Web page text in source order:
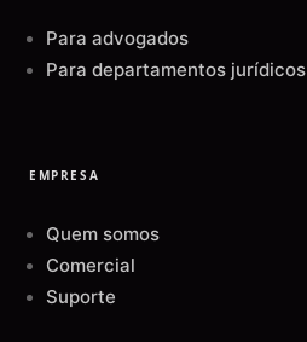
Para advogados
Para departamentos jurídicos
EMPRESA
Quem somos
Comercial
Suporte